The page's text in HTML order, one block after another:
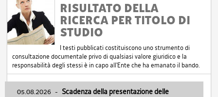
RISULTATO DELLA
RICERCA PER TITOLO DI
STUDIO
I testi pubblicati costituiscono uno strumento di
consultazione documentale privo di qualsiasi valore giuridico e la
responsabilità degli stessi è in capo all'Ente che ha emanato il bando.
05.08.2026 - Scadenza della presentazione delle